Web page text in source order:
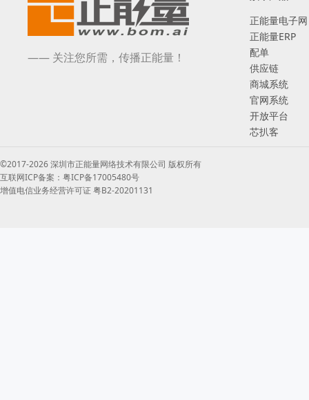
—— 关注您所需，传播正能量！
正能量电子网
正能量ERP
配单
供应链
商城系统
官网系统
开放平台
芯扒客
©2017-2026 深圳市正能量网络技术有限公司 版权所有
互联网ICP备案：粤ICP备17005480号
增值电信业务经营许可证 粤B2-20201131